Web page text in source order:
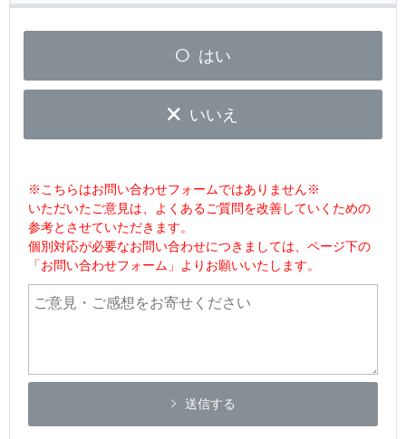
はい
いいえ
※こちらはお問い合わせフォームではありません※
いただいたご意見は、よくあるご質問を改善していくための
参考とさせていただきます。
個別対応が必要なお問い合わせにつきましては、ページ下の
「お問い合わせフォーム」よりお願いいたします。
送信する